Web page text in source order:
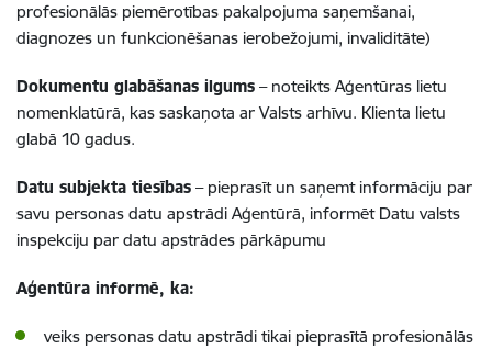
profesionālās piemērotības pakalpojuma saņemšanai,
diagnozes un funkcionēšanas ierobežojumi, invaliditāte)
Dokumentu glabāšanas ilgums – noteikts Aģentūras lietu
nomenklatūrā, kas saskaņota ar Valsts arhīvu. Klienta lietu
glabā 10 gadus.
Datu subjekta tiesības – pieprasīt un saņemt informāciju par
savu personas datu apstrādi Aģentūrā, informēt Datu valsts
inspekciju par datu apstrādes pārkāpumu
Aģentūra informē, ka:
veiks personas datu apstrādi tikai pieprasītā profesionālās